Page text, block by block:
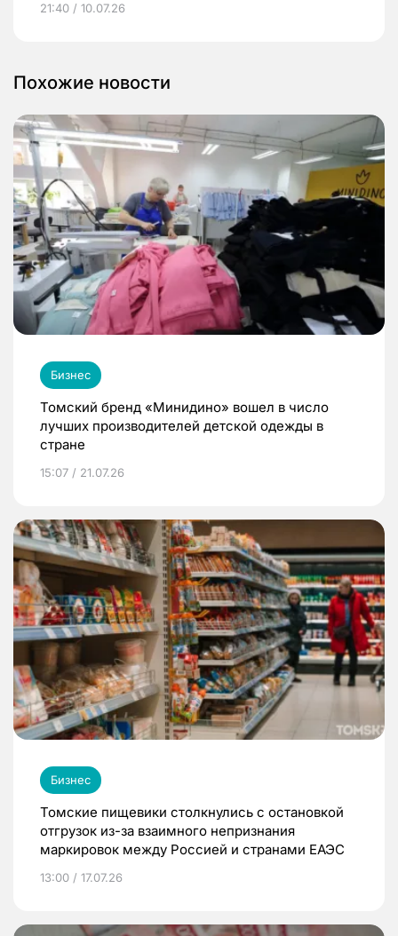
21:40 / 10.07.26
Похожие новости
Бизнес
Томский бренд «Минидино» вошел в число
лучших производителей детской одежды в
стране
15:07 / 21.07.26
Бизнес
Томские пищевики столкнулись с остановкой
отгрузок из-за взаимного непризнания
маркировок между Россией и странами ЕАЭС
13:00 / 17.07.26